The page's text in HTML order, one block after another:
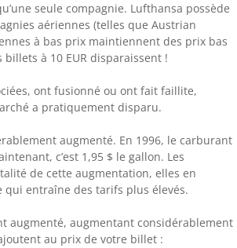
seule compagnie. Lufthansa possède
aériennes (telles que Austrian
à bas prix maintiennent des prix bas
à 10 EUR disparaissent !
ont fusionné ou ont fait faillite,
a pratiquement disparu.
augmenté. En 1996, le carburant
c’est 1,95 $ le gallon. Les
de cette augmentation, elles en
entraîne des tarifs plus élevés.
augmenté, augmentant considérablement
au prix de votre billet :